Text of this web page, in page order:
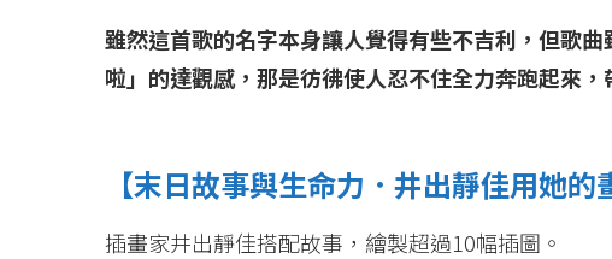
雖然這首歌的名字本身讓人覺得有些不吉利，但歌
啦」的達觀感，那是彷彿使人忍不住全力奔跑起來
【末日故事與生命力．井出靜佳用她的
插畫家井出靜佳搭配故事，繪製超過10幅插圖。